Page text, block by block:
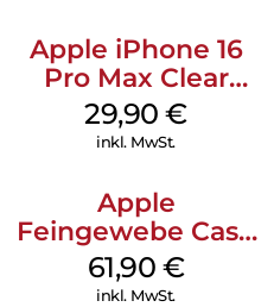
Apple iPhone 16
Pro Max Clear
Case MagSafe
Transparent
29,90€
inkl. MwSt.
Apple
Feingewebe Case
iPhone 15 Pro
MagSafe Schwarz
61,90 €
inkl. MwSt.